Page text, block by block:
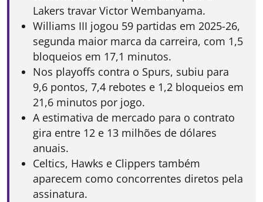
Lakers travar Victor Wembanyama.
Williams III jogou 59 partidas em 2025-26,
segunda maior marca da carreira, com 1,5
bloqueios em 17,1 minutos.
Nos playoffs contra o Spurs, subiu para
9,6 pontos, 7,4 rebotes e 1,2 bloqueios em
21,6 minutos por jogo.
A estimativa de mercado para o contrato
gira entre 12 e 13 milhões de dólares
anuais.
Celtics, Hawks e Clippers também
aparecem como concorrentes diretos pela
assinatura.